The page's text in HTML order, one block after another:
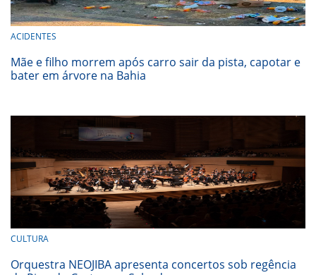
ACIDENTES
Mãe e filho morrem após carro sair da pista, capotar e
bater em árvore na Bahia
CULTURA
Orquestra NEOJIBA apresenta concertos sob regência